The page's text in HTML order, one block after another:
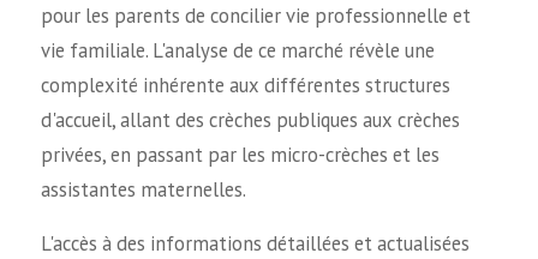
pour les parents de concilier vie professionnelle et
vie familiale. L'analyse de ce marché révèle une
complexité inhérente aux différentes structures
d'accueil, allant des crèches publiques aux crèches
privées, en passant par les micro-crèches et les
assistantes maternelles.
L'accès à des informations détaillées et actualisées